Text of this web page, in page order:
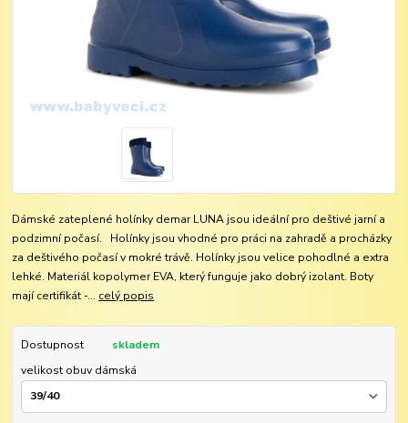
Dámské zateplené holínky demar LUNA jsou ideální pro deštivé jarní a
podzimní počasí. Holínky jsou vhodné pro práci na zahradě a procházky
za deštivého počasí v mokré trávě. Holínky jsou velice pohodlné a extra
lehké. Materiál kopolymer EVA, který funguje jako dobrý izolant. Boty
mají certifikát -... celý popis
Dostupnost
skladem
velikost obuv dámská